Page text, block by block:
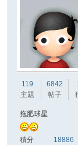
119
主題
6842
帖子
拖肥球星
積分 18886